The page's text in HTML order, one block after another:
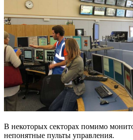
В некоторых секторах помимо
непонятные пульты управления.